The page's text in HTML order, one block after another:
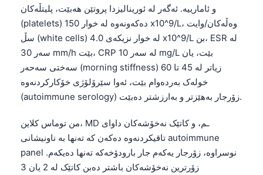
و ئامارییە. ئەگەر لە ئورینالیزدا پروتێن هەبێت، پلیتڵەکان
(platelets) دەکەونەوە لە خوار 150 x10^9/L، وەڵەکان/وایت
سڵ (white cells) لە خوار نزیکەی 4.0 x10^9/L بن، ESR لە
سەر 30 mm/h بێت، CRP لە سەر 10 mg/L بێت، یان
سەختی سەحەر (morning stiffness) زیاتر لە 45 تا 60
خولەک بەردەوام بێت، ئەوا سێرۆلۆژی خۆکارکردنەوە
(autoimmune serology) زۆرجار بەهێزتر و بەارزشتر دەبێت.
من توماس کلاین، MD ـم، و کاتێک نەخۆشەکان داوای
تاقیکردنەوە دەکەن کە تەنها بە ناونیشانی autoimmune
panel نوسراوە، زۆرجار یەکەم جار بارودۆخەکە تەنها دەیکەم.
زۆرترین نەخۆشەکان باشتر دەبن کاتێک لە 2 یان 3